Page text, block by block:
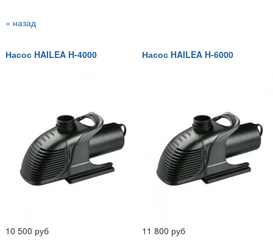
« назад
Насос HAILEA H-4000
10 500 руб
Насос HAILEA H-6000
11 800 руб